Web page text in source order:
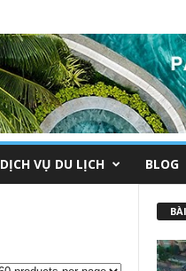
DỊCH VỤ DU LỊCH BLOG